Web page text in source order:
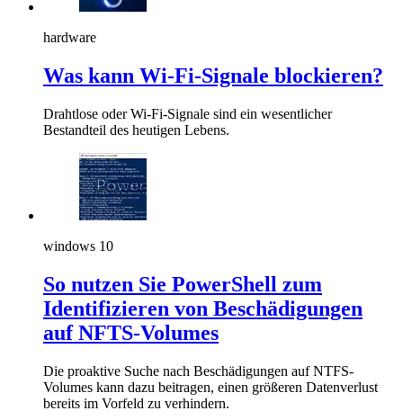
hardware
Was kann Wi-Fi-Signale blockieren?
Drahtlose oder Wi-Fi-Signale sind ein wesentlicher
Bestandteil des heutigen Lebens.
windows 10
So nutzen Sie PowerShell zum
Identifizieren von Beschädigungen
auf NFTS-Volumes
Die proaktive Suche nach Beschädigungen auf NTFS-
Volumes kann dazu beitragen, einen größeren Datenverlust
bereits im Vorfeld zu verhindern.